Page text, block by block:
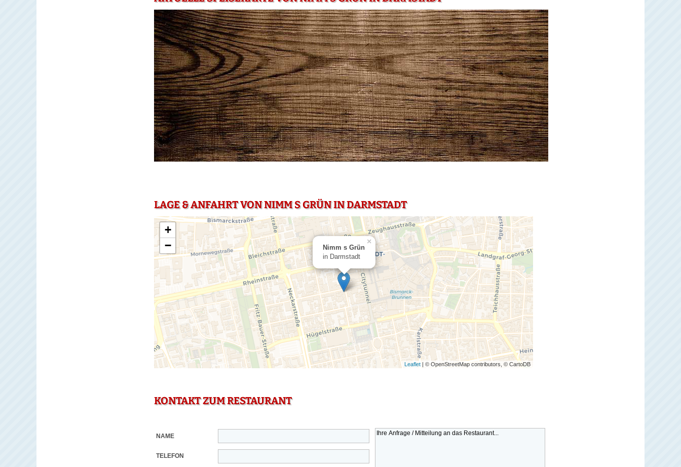
LAGE & ANFAHRT VON NIMM S GRÜN IN DARMSTADT
Nimm s Grün
in Darmstadt
×
+
−
Leaflet | © OpenStreetMap contributors, © CartoDB
KONTAKT ZUM RESTAURANT
NAME
TELEFON